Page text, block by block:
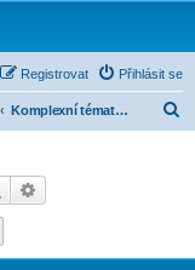
Přihlásit se
Registrovat
Komplexní témata a různé
Hledat